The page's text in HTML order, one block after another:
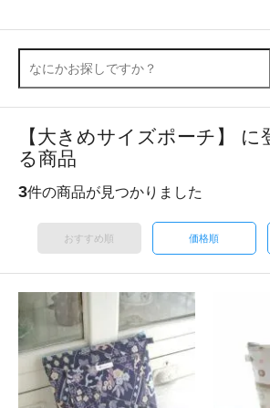
【大きめサイズポーチ】 に
る商品
3件の商品が見つかりました
おすすめ順 価格順